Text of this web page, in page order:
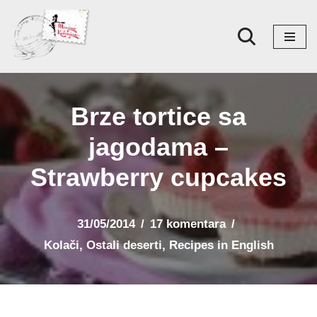
Skoči
na
Brze tortice sa
jagodama –
Strawberry cupcakes
31/05/2014
17 komentara
Kolači, Ostali deserti, Recipes in English